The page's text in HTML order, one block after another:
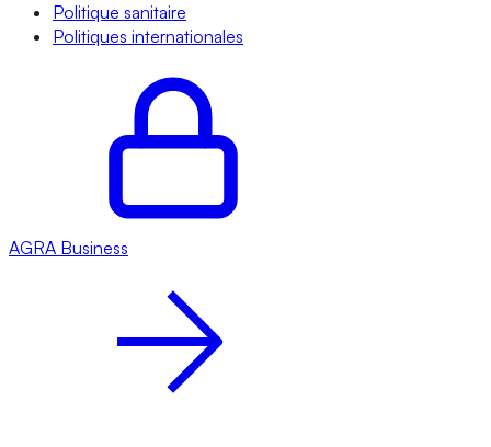
Politique sanitaire
Politiques internationales
AGRA Business